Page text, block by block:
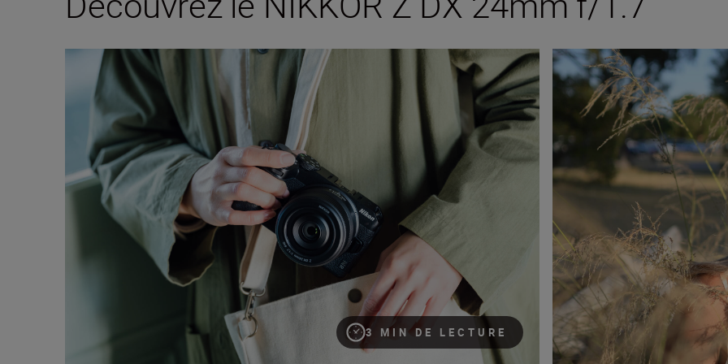
3 MIN DE LECTURE
À la découverte du nouvel objectif NIKKOR Z DX 24mm f/1.7 Conseils et astuces pour